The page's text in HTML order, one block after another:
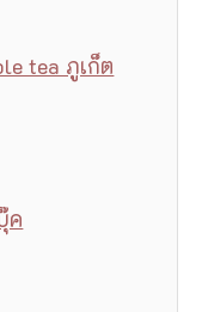
tea ภูเก็ต
ค